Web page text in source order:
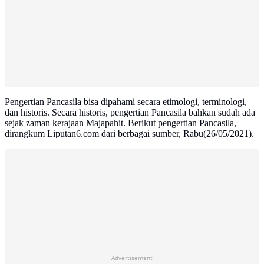
Pengertian Pancasila bisa dipahami secara etimologi, terminologi,
dan historis. Secara historis, pengertian Pancasila bahkan sudah ada
sejak zaman kerajaan Majapahit. Berikut pengertian Pancasila,
dirangkum Liputan6.com dari berbagai sumber, Rabu(26/05/2021).
Advertisement